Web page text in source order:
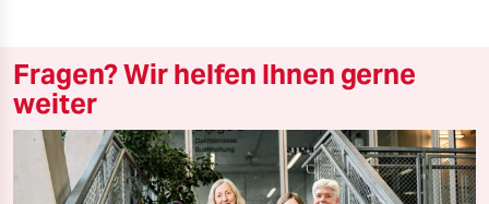
Fragen? Wir helfen Ihnen gerne
weiter